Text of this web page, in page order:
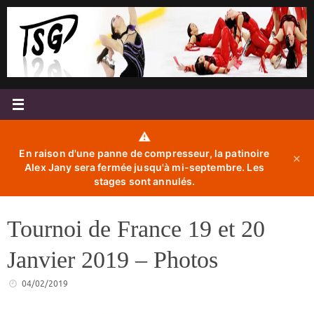
Passer
contenu
⚠️
En raison d'une panne de compresseur, la patinoire
Alex Jany sera fermée jusqu'à mi-septembre. Les
stages sont annulés.
✕
Tournoi de France 19 et 20
Janvier 2019 – Photos
04/02/2019